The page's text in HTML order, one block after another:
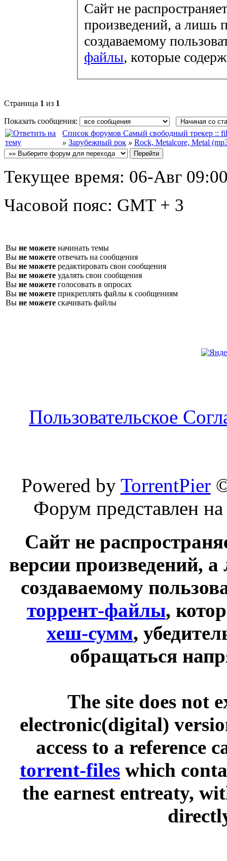
Сайт не
произведений, а лишь
создаваемому
файлы, которые
Страница 1 из 1
Показать сообщения:
Список форумов Самый свободный трекер ::
» Зарубежный рок » Rock, Metalcore, Metal
Текущее время: 06-Авг
Часовой пояс: GMT + 3
Вы не можете начинать темы
Вы не можете отвечать на сообщения
Вы не можете редактировать свои сообщения
Вы не можете удалять свои сообщения
Вы не можете голосовать в опросах
Вы не можете прикреплять файлы к сообщениям
Вы не можете скачивать файлы
Пользовательское
Powered by TorrentPier
Форум представлен
Сайт не
версии произведений,
создаваемому
торрент-файлы,
хеш-сумм,
обращаться
The site does not
electronic(digital)
access to a reference
torrent-files which
the earnest entreaty,